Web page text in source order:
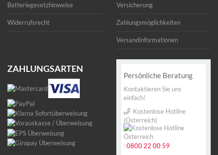
Batteriegesetzhinweise
Widerrufsrecht
Versicherung
Zahlungsmöglichkeiten
Versandinformationen
ZAHLUNGSARTEN
Persönliche Beratung
Kontaktieren Sie uns
einfach!
Kostenlose Hotline
(Österreich)
:0800 22 00 59